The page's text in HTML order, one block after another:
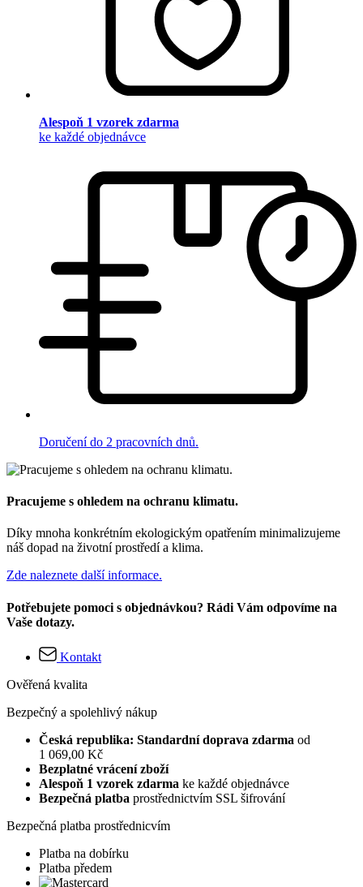
Alespoň 1 vzorek zdarma
ke každé objednávce
Doručení do 2 pracovních dnů.
Pracujeme s ohledem na ochranu klimatu.
Díky mnoha konkrétním ekologickým opatřením minimalizujeme
náš dopad na životní prostředí a klima.
Zde naleznete další informace.
Potřebujete pomoci s objednávkou? Rádi Vám odpovíme na
Vaše dotazy.
Kontakt
Ověřená kvalita
Bezpečný a spolehlivý nákup
Česká republika: Standardní doprava zdarma od
1 069,00 Kč
Bezplatné vrácení zboží
Alespoň 1 vzorek zdarma ke každé objednávce
Bezpečná platba prostřednictvím SSL šifrování
Bezpečná platba prostřednicvím
Platba na dobírku
Platba předem